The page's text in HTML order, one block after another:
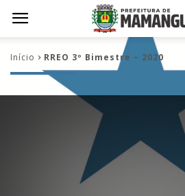
Início RREO 3º Bimestre – 2020